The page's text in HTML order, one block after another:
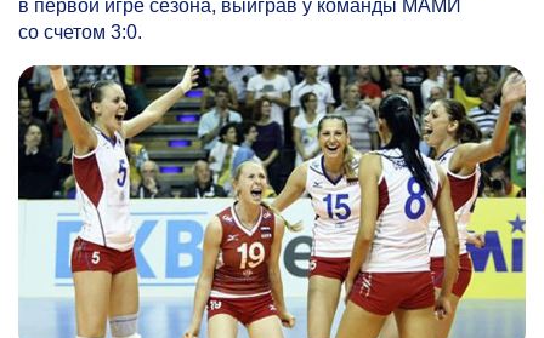
в первой игре сезона, выиграв у команды МАМИ
со счетом 3:0.